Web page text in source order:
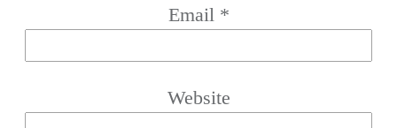
Email *
Website